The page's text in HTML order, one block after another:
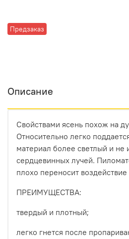
Предзаказ
Описание
Свойствами ясень похож на
Относительно легко
материал более светлый и
сердцевинных лучей.
плохо переносит воздействие
ПРЕИМУЩЕСТВА:
твердый и плотный;
легко гнется после